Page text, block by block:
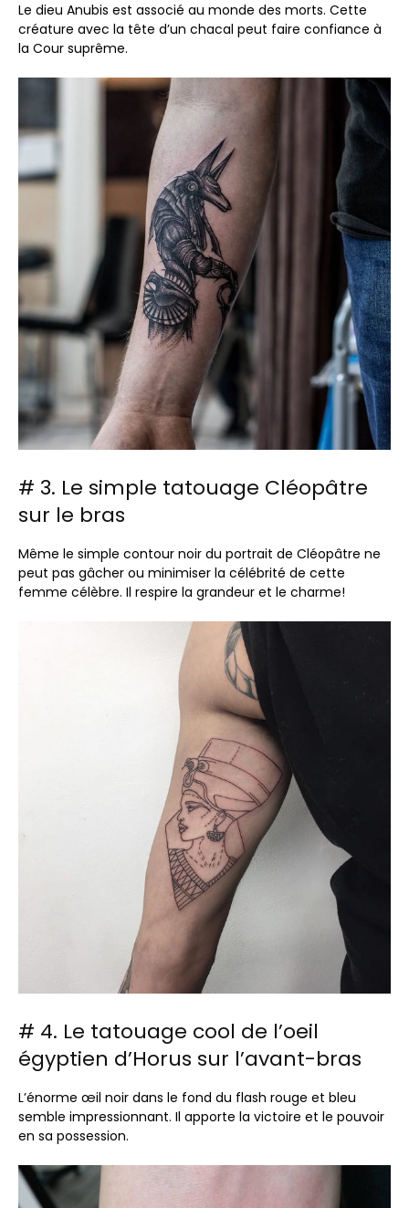
Le dieu Anubis est associé au monde des morts. Cette
créature avec la tête d’un chacal peut faire confiance à
la Cour suprême.
# 3. Le simple tatouage Cléopâtre
sur le bras
Même le simple contour noir du portrait de Cléopâtre ne
peut pas gâcher ou minimiser la célébrité de cette
femme célèbre. Il respire la grandeur et le charme!
# 4. Le tatouage cool de l’oeil
égyptien d’Horus sur l’avant-bras
L’énorme œil noir dans le fond du flash rouge et bleu
semble impressionnant. Il apporte la victoire et le pouvoir
en sa possession.